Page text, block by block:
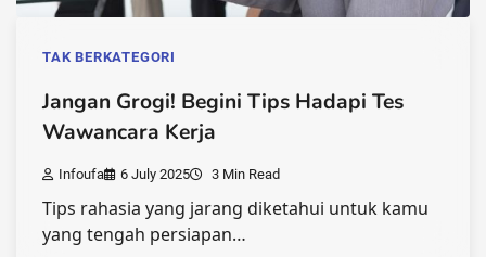
TAK BERKATEGORI
Jangan Grogi! Begini Tips Hadapi Tes
Wawancara Kerja
Infoufa 6 July 2025 3 Min Read
Tips rahasia yang jarang diketahui untuk kamu
yang tengah persiapan…